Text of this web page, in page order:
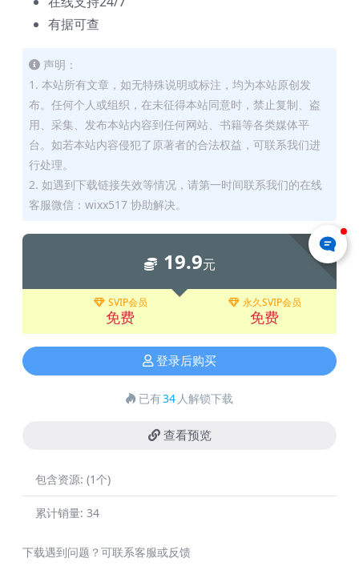
有据可查
声明：
1. 本站所有文章，如无特殊说明或标注，均为本站原创发
布。任何个人或组织，在未征得本站同意时，禁止复制、盗
用、采集、发布本站内容到任何网站、书籍等各类媒体平
台。如若本站内容侵犯了原著者的合法权益，可联系我们进
行处理。
2. 如遇到下载链接失效等情况，请第一时间联系我们的在线
客服微信：wixx517 协助解决。
下载
19.9元
SVIP会员
免费
永久SVIP会员
免费
登录后购买
已有34 人解锁下载
查看预览
包含资源: (1个)
累计销量: 34
下载遇到问题？可联系客服或反馈